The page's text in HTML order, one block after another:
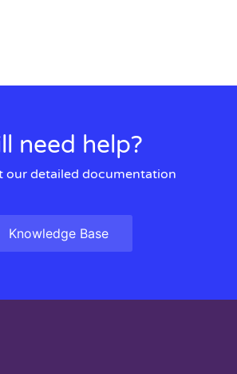
need help?
our detailed documentation
Knowledge Base